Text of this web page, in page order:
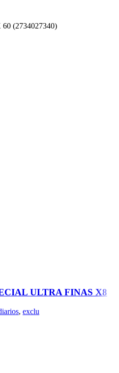
(2734027340)
ULTRA FINAS X8
, exclu